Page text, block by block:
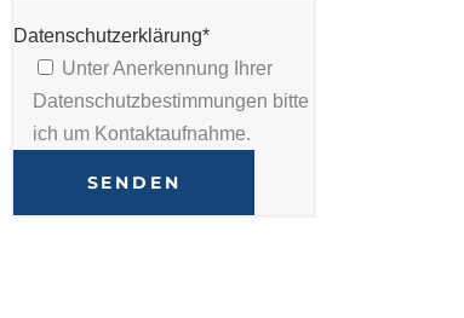
Datenschutzerklärung*
Unter Anerkennung Ihrer
Datenschutzbestimmungen bitte
ich um Kontaktaufnahme.